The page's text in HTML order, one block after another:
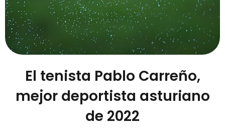
El tenista Pablo Carreño,
mejor deportista asturiano
de 2022